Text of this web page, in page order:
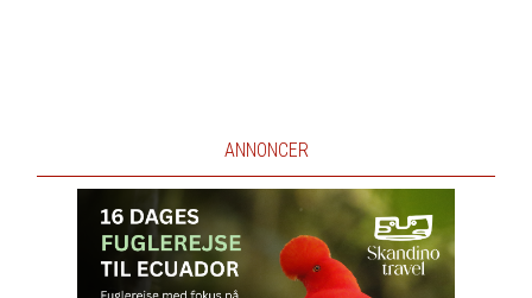
ANNONCER